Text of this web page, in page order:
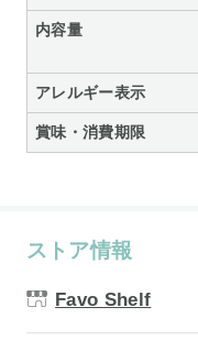
内容量
アレルギー表示
賞味・消費期限
ストア情報
Favo Shelf